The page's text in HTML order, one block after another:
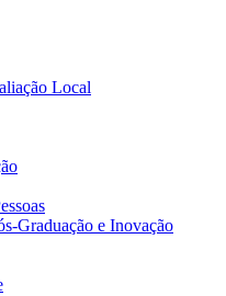
Local
Graduação e Inovação